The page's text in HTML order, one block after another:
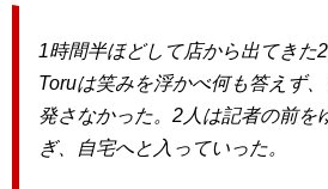
1時間半ほどして店から出てきた
Toruは笑みを浮かべ何も答えず
発さなかった。2人は記者の前を
ぎ、自宅へと入っていった。